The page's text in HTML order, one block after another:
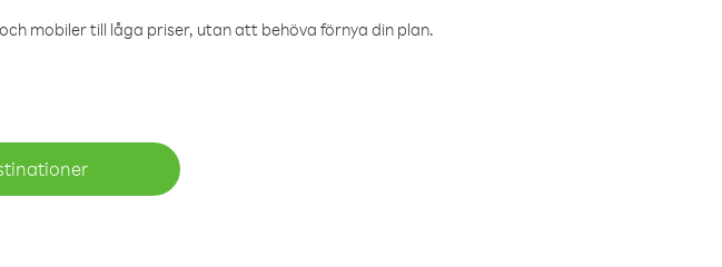
mobiler till låga priser, utan att behöva förnya din plan.